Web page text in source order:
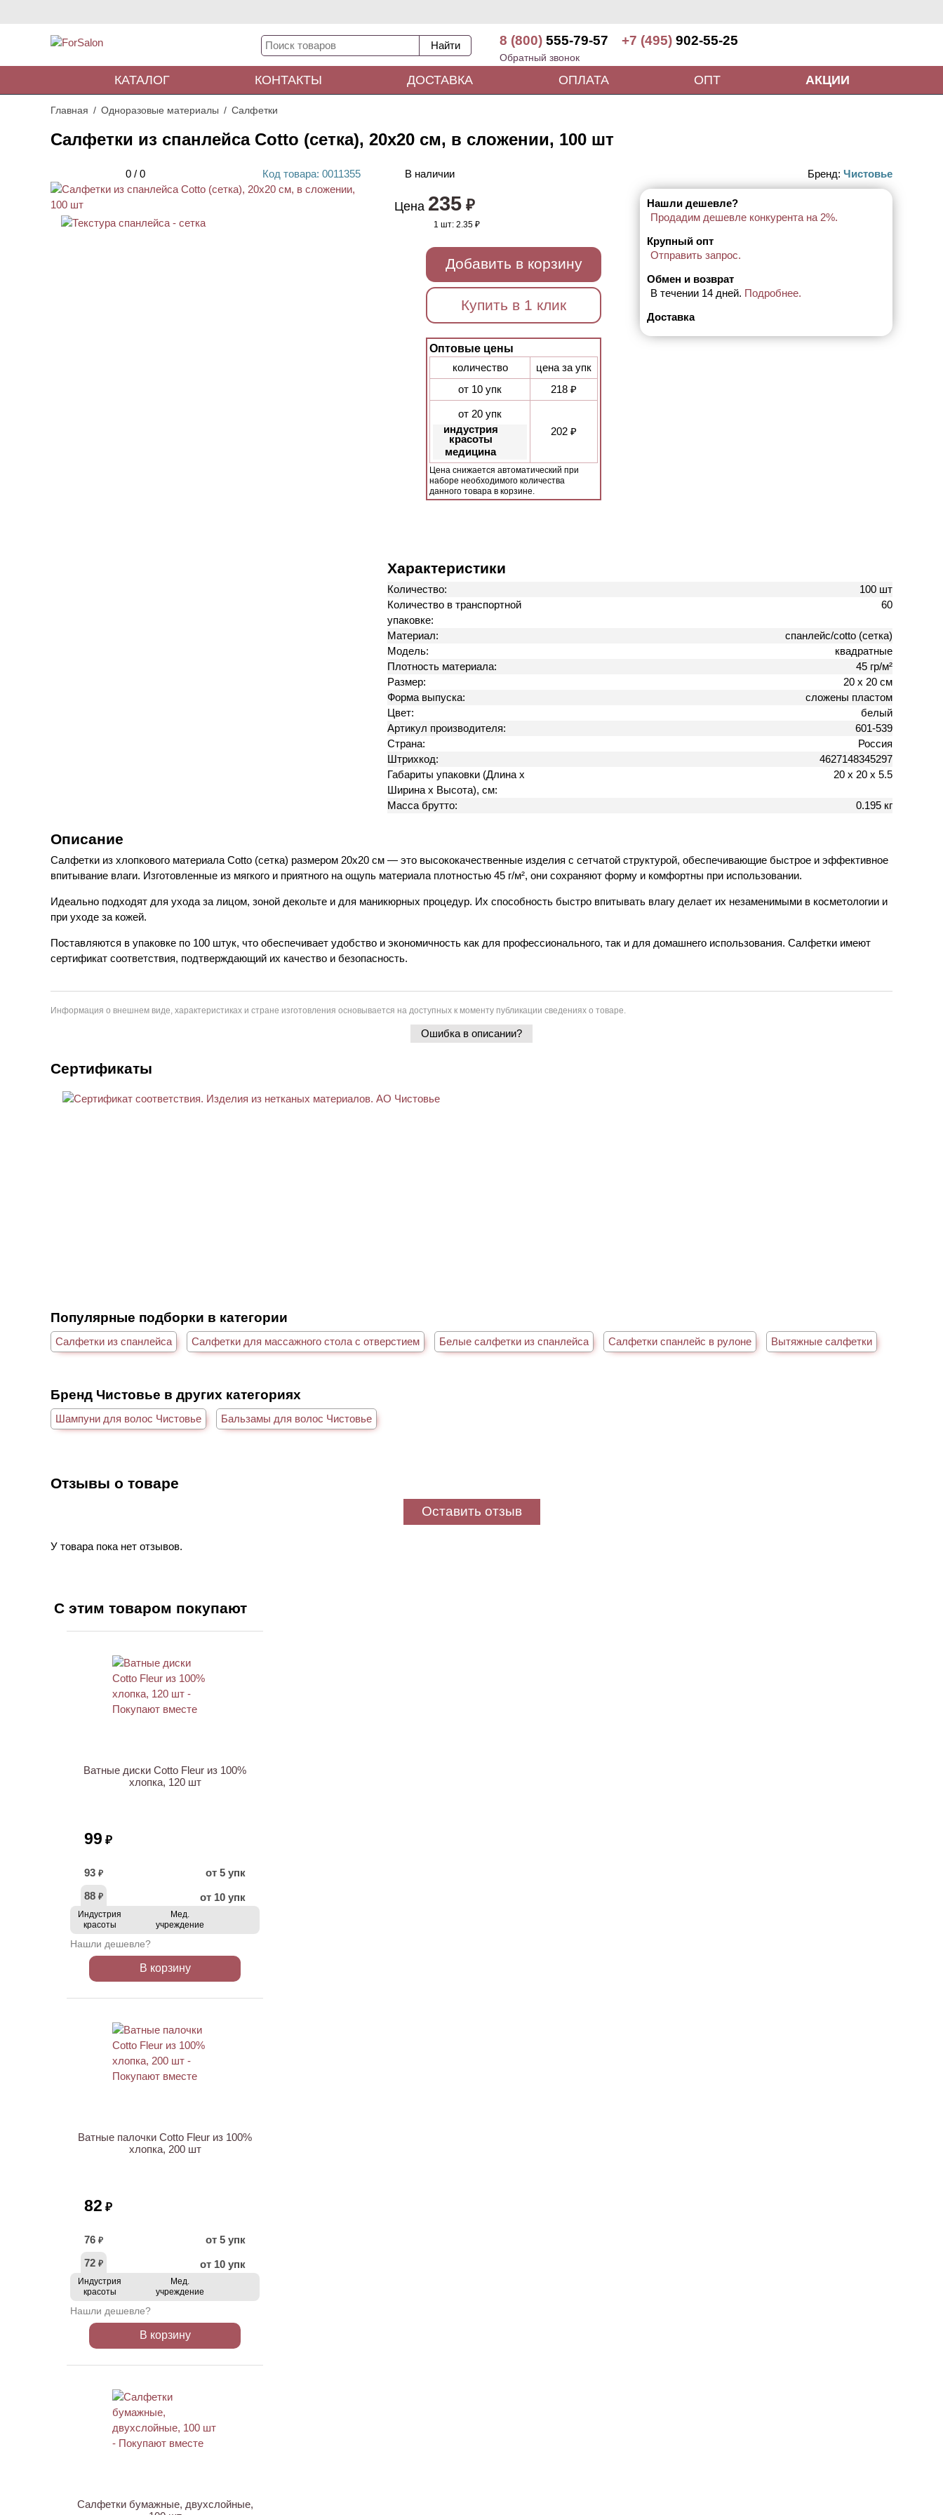
8 (800) 555-79-57 +7 (495) 902-55-25
Обратный звонок
КАТАЛОГ КОНТАКТЫ ДОСТАВКА ОПЛАТА ОПТ АКЦИИ
Главная Одноразовые материалы Салфетки
Салфетки из спанлейса Cotto (сетка), 20х20 см, в сложении, 100 шт
0 / 0 Код товара: 0011355 В наличии Бренд: Чистовье
Цена 235 ₽
1 шт: 2.35 ₽
Добавить в корзину
Купить в 1 клик
Оптовые цены
количество
цена за упк
от 10 упк
218 ₽
от 20 упк
индустрия
красоты
медицина
202 ₽
Цена снижается автоматический при
наборе необходимого количества
данного товара в корзине.
Нашли дешевле?
Продадим дешевле конкурента на 2%.
Крупный опт
Отправить запрос.
Обмен и возврат
В течении 14 дней. Подробнее.
Доставка
Характеристики
Количество:
100 шт
Количество в транспортной
упаковке:
60
Материал:
спанлейс/cotto (сетка)
Модель:
квадратные
Плотность материала:
45 гр/м²
Размер:
20 х 20 см
Форма выпуска:
сложены пластом
Цвет:
белый
Артикул производителя:
601-539
Страна:
Россия
Штрихкод:
4627148345297
Габариты упаковки (Длина х
Ширина х Высота), см:
20 х 20 х 5.5
Масса брутто: 0.195 кг
Описание
Салфетки из хлопкового материала Cotto (сетка) размером 20х20 см — это высококачественные изделия с сетчатой структурой, обеспечивающие быстрое и эффективное
впитывание влаги. Изготовленные из мягкого и приятного на ощупь материала плотностью 45 г/м², они сохраняют форму и комфортны при использовании.
Идеально подходят для ухода за лицом, зоной декольте и для маникюрных процедур. Их способность быстро впитывать влагу делает их незаменимыми в косметологии и
при уходе за кожей.
Поставляются в упаковке по 100 штук, что обеспечивает удобство и экономичность как для профессионального, так и для домашнего использования. Салфетки имеют
сертификат соответствия, подтверждающий их качество и безопасность.
Информация о внешнем виде, характеристиках и стране изготовления основывается на доступных к моменту публикации сведениях о товаре.
Ошибка в описании?
Сертификаты
Популярные подборки в категории
Салфетки из спанлейса Салфетки для массажного стола с отверстием Белые салфетки из спанлейса Салфетки спанлейс в рулоне Вытяжные салфетки
Бренд Чистовье в других категориях
Шампуни для волос Чистовье Бальзамы для волос Чистовье
Отзывы о товаре
Оставить отзыв
У товара пока нет отзывов.
С этим товаром покупают
Ватные диски Cotto Fleur из 100%
хлопка, 120 шт
99 ₽
93 ₽
от 5 упк
88 ₽ от 10 упк
Индустрия
красоты
Мед.
учреждение
Нашли дешевле?
В корзину
Ватные палочки Cotto Fleur из 100%
хлопка, 200 шт
82 ₽
76 ₽
от 5 упк
72 ₽ от 10 упк
Индустрия
красоты
Мед.
учреждение
Нашли дешевле?
В корзину
Салфетки бумажные, двухслойные,